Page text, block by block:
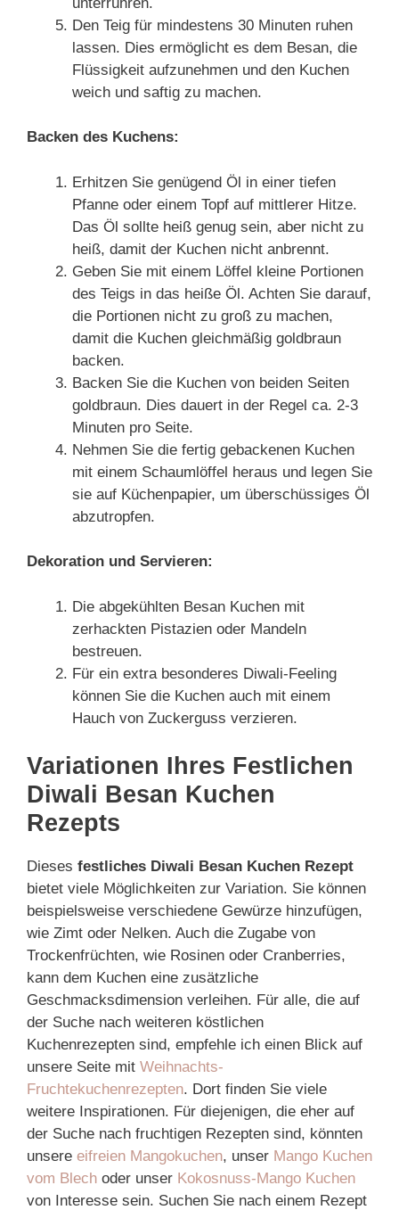
Den Teig für mindestens 30 Minuten ruhen
lassen. Dies ermöglicht es dem Besan, die
Flüssigkeit aufzunehmen und den Kuchen
weich und saftig zu machen.
Backen des Kuchens:
Erhitzen Sie genügend Öl in einer tiefen
Pfanne oder einem Topf auf mittlerer Hitze.
Das Öl sollte heiß genug sein, aber nicht zu
heiß, damit der Kuchen nicht anbrennt.
Geben Sie mit einem Löffel kleine Portionen
des Teigs in das heiße Öl. Achten Sie darauf,
die Portionen nicht zu groß zu machen,
damit die Kuchen gleichmäßig goldbraun
backen.
Backen Sie die Kuchen von beiden Seiten
goldbraun. Dies dauert in der Regel ca. 2-3
Minuten pro Seite.
Nehmen Sie die fertig gebackenen Kuchen
mit einem Schaumlöffel heraus und legen Sie
sie auf Küchenpapier, um überschüssiges Öl
abzutropfen.
Dekoration und Servieren:
Die abgekühlten Besan Kuchen mit
zerhackten Pistazien oder Mandeln
bestreuen.
Für ein extra besonderes Diwali-Feeling
können Sie die Kuchen auch mit einem
Hauch von Zuckerguss verzieren.
Variationen Ihres Festlichen
Diwali Besan Kuchen
Rezepts
Dieses festliches Diwali Besan Kuchen Rezept
bietet viele Möglichkeiten zur Variation. Sie können
beispielsweise verschiedene Gewürze hinzufügen,
wie Zimt oder Nelken. Auch die Zugabe von
Trockenfrüchten, wie Rosinen oder Cranberries,
kann dem Kuchen eine zusätzliche
Geschmacksdimension verleihen. Für alle, die auf
der Suche nach weiteren köstlichen
Kuchenrezepten sind, empfehle ich einen Blick auf
unsere Seite mit Weihnachts-
Fruchtekuchenrezepten. Dort finden Sie viele
weitere Inspirationen. Für diejenigen, die eher auf
der Suche nach fruchtigen Rezepten sind, könnten
unsere eifreien Mangokuchen, unser Mango Kuchen
vom Blech oder unser Kokosnuss-Mango Kuchen
von Interesse sein. Suchen Sie nach einem Rezept